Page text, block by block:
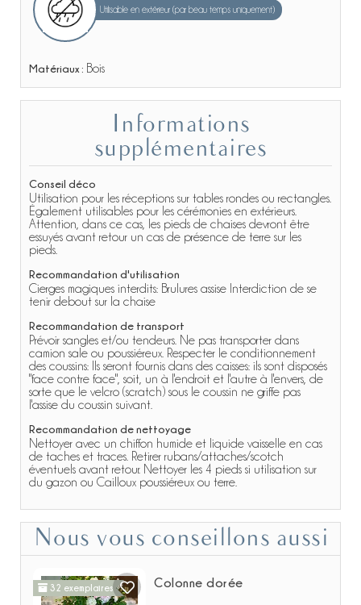
Utilisable en extérieur (par beau temps uniquement)
Matériaux : Bois
supplémentaires
Conseil déco
Utilisation pour les réceptions sur tables rondes ou rectangles.
Également utilisables pour les cérémonies en extérieurs.
Attention, dans ce cas, les pieds de chaises devront être
essuyés avant retour un cas de présence de terre sur les
pieds.
Recommandation d'utilisation
Cierges magiques interdits: Brulures assise Interdiction de se
tenir debout sur la chaise
Recommandation de transport
Prévoir sangles et/ou tendeurs. Ne pas transporter dans
camion sale ou poussiéreux. Respecter le conditionnement
des coussins: Ils seront fournis dans des caisses: ils sont disposés
"face contre face", soit, un à l'endroit et l'autre à l'envers, de
sorte que le velcro (scratch) sous le coussin ne griffe pas
l'assise du coussin suivant.
Recommandation de nettoyage
Nettoyer avec un chiffon humide et liquide vaisselle en cas
de taches et traces. Retirer rubans/attaches/scotch
éventuels avant retour. Nettoyer les 4 pieds si utilisation sur
du gazon ou Cailloux poussiéreux ou terre.
Nous vous conseillons aussi
32 exemplaires Colonne dorée